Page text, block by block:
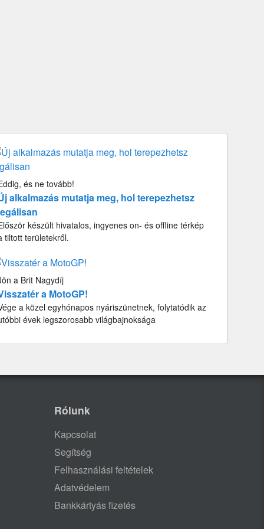
és ne tovább!
alkalmazás mutatja meg, hol terepezhetsz
készült hivatalos, ingyenes on- és offline térkép
tiltott területekről.
a Brit Nagydíj
a MotoGP!
a közel egyhónapos nyáriszünetnek, folytatódik az
évek legszorosabb világbajnoksága
Rólunk
Kapcsolat
Segítség
Felhasználási feltételek
Adatvédelem
Bankkártyás fizetés